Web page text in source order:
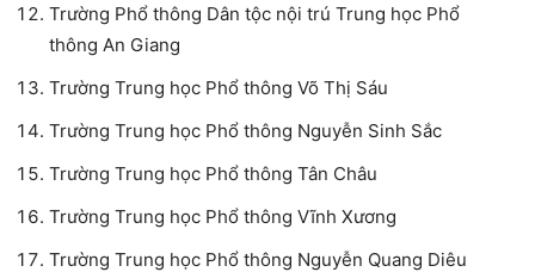
Trường Phổ thông Dân tộc nội trú Trung học Phổ
thông An Giang
Trường Trung học Phổ thông Võ Thị Sáu
Trường Trung học Phổ thông Nguyễn Sinh Sắc
Trường Trung học Phổ thông Tân Châu
Trường Trung học Phổ thông Vĩnh Xương
Trường Trung học Phổ thông Nguyễn Quang Diêu